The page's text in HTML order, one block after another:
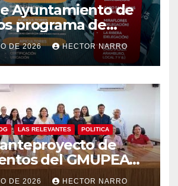
Ayuntamiento de
programa de
agricultores,
y apicultores
DE 2026 HECTOR NARRO
LAS RELEVANTES POLITICA
de
del GMUPEA
DE 2026 HECTOR NARRO